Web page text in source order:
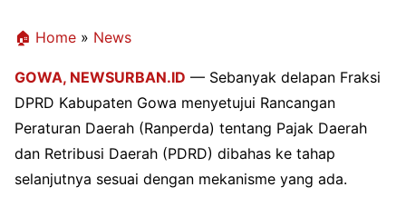
🏠 Home » News
GOWA, NEWSURBAN.ID — Sebanyak delapan Fraksi
DPRD Kabupaten Gowa menyetujui Rancangan
Peraturan Daerah (Ranperda) tentang Pajak Daerah
dan Retribusi Daerah (PDRD) dibahas ke tahap
selanjutnya sesuai dengan mekanisme yang ada.